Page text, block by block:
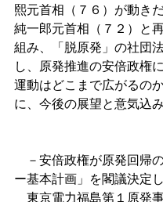
熙元首相（７６）が動き
純一郎元首相（７２）と
組み、「脱原発」の社団
し、原発推進の安倍政権
運動はどこまで広がるの
に、今後の展望と意気込
－安倍政権が原発回帰
ー基本計画」を閣議決定
東京電力福島第１原発